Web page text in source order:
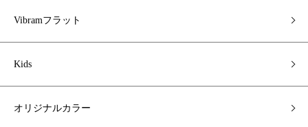
Vibramフラット
Kids
オリジナルカラー